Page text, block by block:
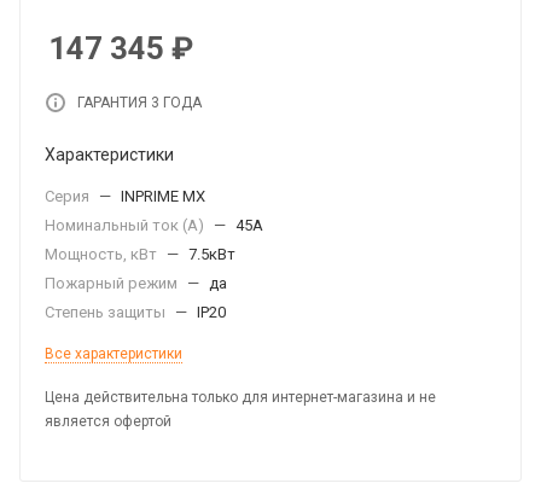
147 345 ₽
ГАРАНТИЯ 3 ГОДА
Характеристики
Серия — INPRIME MX
Номинальный ток (А)
— 45А
Мощность, кВт — 7.5кВт
Пожарный режим
— да
Степень защиты
— IP20
Все характеристики
Цена действительна только для интернет-магазина и не
является офертой